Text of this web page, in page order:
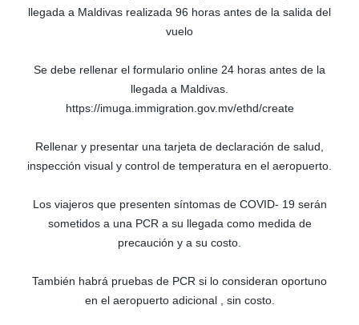
llegada a Maldivas realizada 96 horas antes de la salida del
vuelo
Se debe rellenar el formulario online 24 horas antes de la
llegada a Maldivas.
https://imuga.immigration.gov.mv/ethd/create
Rellenar y presentar una tarjeta de declaración de salud,
inspección visual y control de temperatura en el aeropuerto.
Los viajeros que presenten síntomas de COVID- 19 serán
sometidos a una PCR a su llegada como medida de
precaución y a su costo.
También habrá pruebas de PCR si lo consideran oportuno
en el aeropuerto adicional , sin costo.